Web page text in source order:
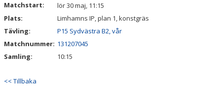
LÄNKAR
NYHETER
Matchstart:
lör 30 maj, 11:15
Plats:
Limhamns IP, plan 1, konstgräs
Tävling:
P15 Sydvästra B2, vår
Matchnummer: 131207045
Samling:
10:15
<< Tillbaka